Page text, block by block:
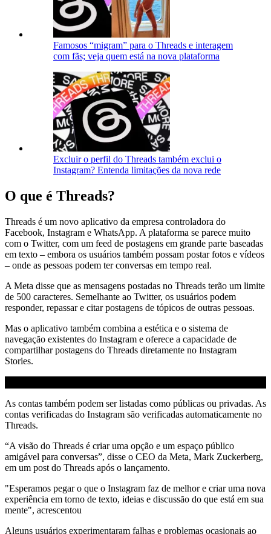
Famosos “migram” para o Threads e interagem
com fãs; veja quem está na nova plataforma
Excluir o perfil do Threads também exclui o
Instagram? Entenda limitações da nova rede
O que é Threads?
Threads é um novo aplicativo da empresa controladora do
Facebook, Instagram e WhatsApp. A plataforma se parece muito
com o Twitter, com um feed de postagens em grande parte baseadas
em texto – embora os usuários também possam postar fotos e vídeos
– onde as pessoas podem ter conversas em tempo real.
A Meta disse que as mensagens postadas no Threads terão um limite
de 500 caracteres. Semelhante ao Twitter, os usuários podem
responder, repassar e citar postagens de tópicos de outras pessoas.
Mas o aplicativo também combina a estética e o sistema de
navegação existentes do Instagram e oferece a capacidade de
compartilhar postagens do Threads diretamente no Instagram
Stories.
As contas também podem ser listadas como públicas ou privadas. As
contas verificadas do Instagram são verificadas automaticamente no
Threads.
“A visão do Threads é criar uma opção e um espaço público
amigável para conversas”, disse o CEO da Meta, Mark Zuckerberg,
em um post do Threads após o lançamento.
"Esperamos pegar o que o Instagram faz de melhor e criar uma nova
experiência em torno de texto, ideias e discussão do que está em sua
mente", acrescentou
Alguns usuários experimentaram falhas e problemas ocasionais ao